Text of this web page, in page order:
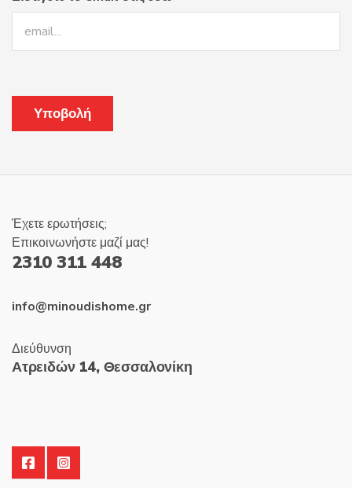
Έχετε ερωτήσεις;
Επικοινωνήστε μαζί μας!
2310 311 448
info@minoudishome.gr
Διεύθυνση
Ατρειδών 14, Θεσσαλονίκη